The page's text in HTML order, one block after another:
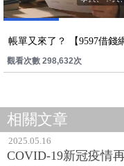
帳單又來了？ 【9597借錢
觀看次數 298,632次
相關文章
2025.05.16
COVID-19新冠疫情